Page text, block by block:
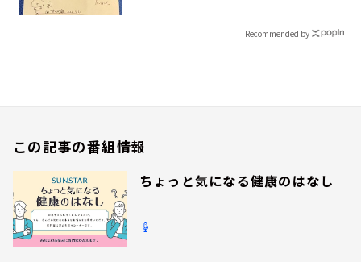
Recommended by
この記事の番組情報
ちょっと気になる健康のはなし